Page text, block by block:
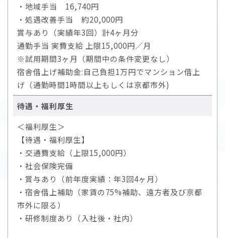
・地域手当 16,740円
・処遇改善手当 約20,000円
賞与あり（実績年3回）計4ヶ月分
通勤手当 実費支給 上限15,000円／月
※試用期間3ヶ月（期間中の条件変更なし）
宿舎借上げ補助金:自己負担1万円でマンション借上
げ（通勤時間1時間以上もしくは京都市外)
待遇・福利厚生
＜福利厚生＞
【待遇・福利厚生】
・交通費支給（上限15,000円）
・社会保険完備
・賞与あり（前年度実績：年3回4ヶ月）
・宿舎借上補助（家賃の75%補助、遠方者及び京都
市外に限る）
・研修制度あり（入社後・社内）